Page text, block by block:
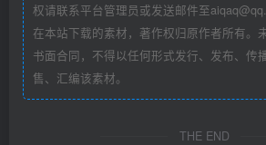
权请联系平台管理员或发送邮件至
在本站下载的素材，著作权归原作者所有。
书面合同，不得以任何形式发行、发布、传
售、汇编该素材。
THE END